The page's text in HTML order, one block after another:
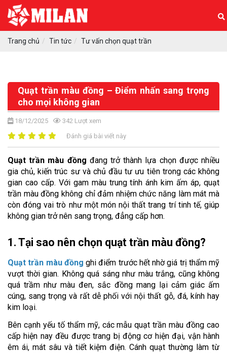
Trang chủ Tin tức Tư vấn chọn quạt trần
Quạt trần màu đồng – Điểm nhấn sang trọng
cho mọi không gian
18/12/2025 342 Lượt xem
Đánh giá bài viết này
Quạt trần màu đồng đang trở thành lựa chọn được nhiều
gia chủ, kiến trúc sư và chủ đầu tư ưu tiên trong các không
gian cao cấp. Với gam màu trung tính ánh kim ấm áp, quạt
trần màu đồng không chỉ đảm nhiệm chức năng làm mát mà
còn đóng vai trò như một món nội thất trang trí tinh tế, giúp
không gian trở nên sang trọng, đẳng cấp hơn.
1. Tại sao nên chọn quạt trần màu đồng?
Quạt trần màu đồng ghi điểm trước hết nhờ giá trị thẩm mỹ
vượt thời gian. Không quá sáng như màu trắng, cũng không
quá trầm như màu đen, sắc đồng mang lại cảm giác ấm
cúng, sang trọng và rất dễ phối với nội thất gỗ, đá, kính hay
kim loại.
Bên cạnh yếu tố thẩm mỹ, các mẫu quạt trần màu đồng cao
cấp hiện nay đều được trang bị động cơ hiện đại, vận hành
êm ái, mát sâu và tiết kiệm điện. Cánh quạt thường làm từ